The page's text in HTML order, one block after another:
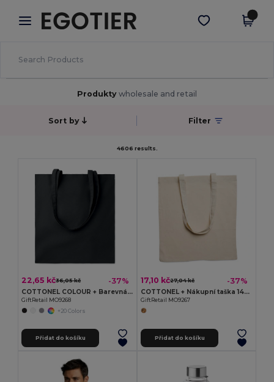
× Aplikace Egotier
Lepší ceny v aplikaci!
Stáhnout app
Produkty wholesale and retail
Sort by Filter
4606 results.
22,65 kč36,05 kč -37%
COTTONEL COLOUR + Barevná nákupní taška
GiftRetail MO9268
+20 Colors
Přidat do košíku
17,10 kč27,04 kč -37%
COTTONEL + Nákupní taška 140gr
GiftRetail MO9267
Přidat do košíku